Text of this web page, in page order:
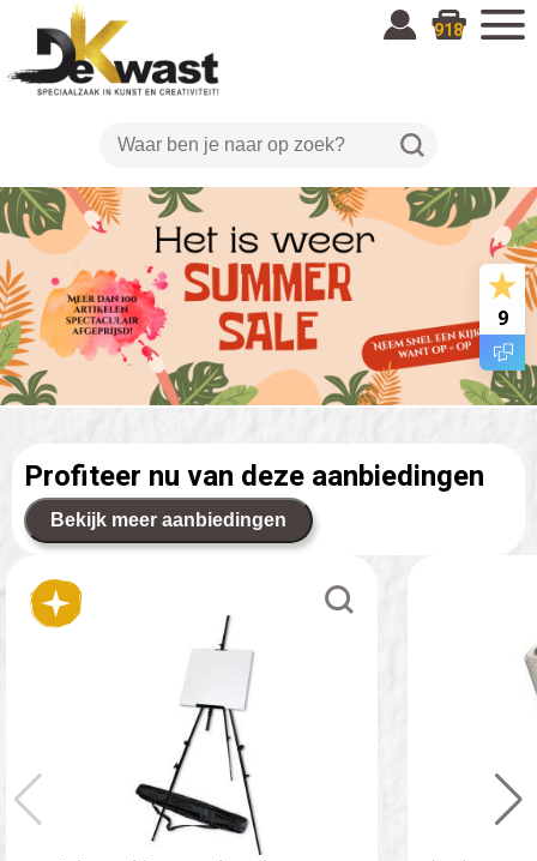
918
9
Profiteer nu van deze aanbiedingen
Bekijk meer aanbiedingen